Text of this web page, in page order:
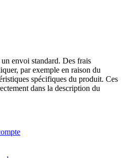
envoi standard. Des frais
par exemple en raison du
spécifiques du produit. Ces
dans la description du